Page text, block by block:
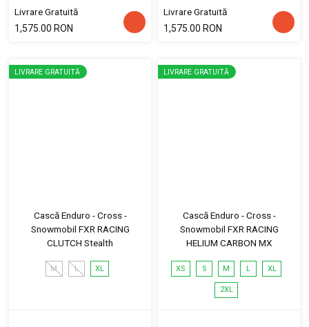
Livrare Gratuită
1,575.00 RON
Livrare Gratuită
1,575.00 RON
LIVRARE GRATUITĂ
Cască Enduro - Cross -
Snowmobil FXR RACING
CLUTCH Stealth
M L XL
LIVRARE GRATUITĂ
Cască Enduro - Cross -
Snowmobil FXR RACING
HELIUM CARBON MX
XS S M L XL
2XL